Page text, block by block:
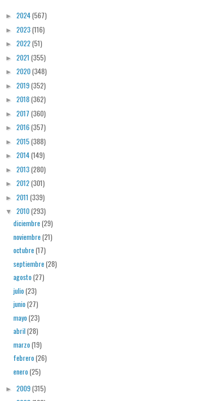
► 2024(567)
► 2023(116)
► 2022(51)
► 2021 (355)
► 2020(348)
► 2019(352)
► 2018(362)
► 2017 (360)
► 2016(357)
► 2015(388)
► 2014(149)
► 2013(280)
► 2012(301)
► 2011 (339)
▼ 2010(293)
diciembre(29)
noviembre(21)
octubre(17)
septiembre(28)
agosto(27)
julio(23)
junio(27)
mayo(23)
abril(28)
marzo(19)
febrero(26)
enero(25)
► 2009(315)